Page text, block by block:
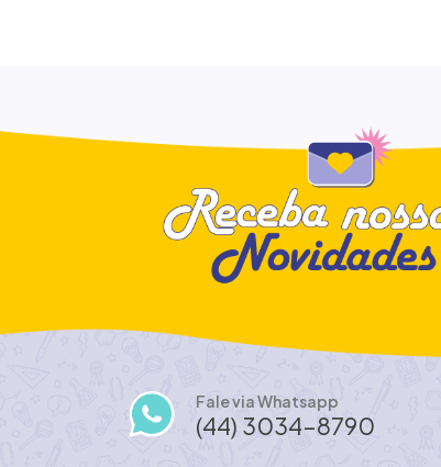
Fale via Whatsapp
(44) 3034-8790